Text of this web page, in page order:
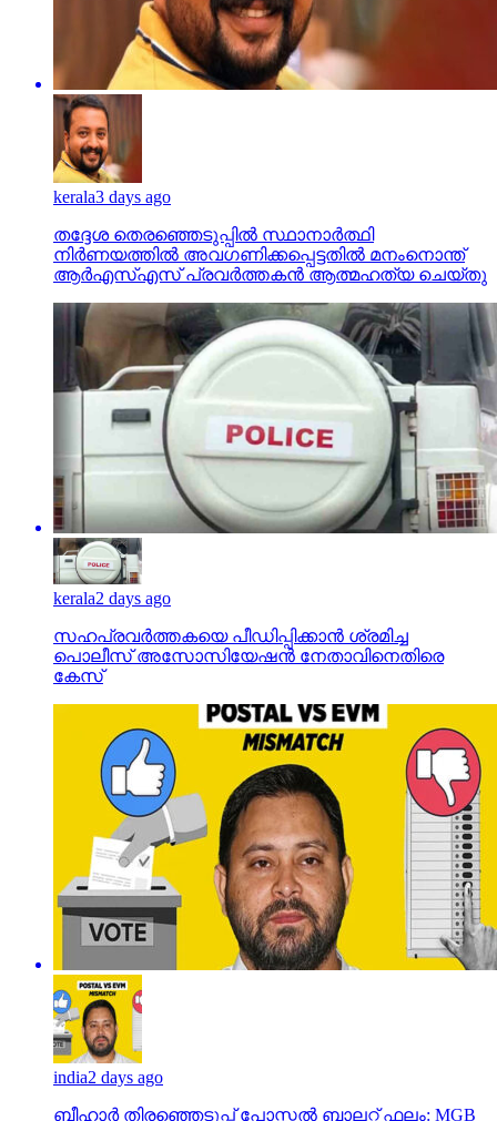
kerala3 days ago
തദ്ദേശ തെരഞ്ഞെടുപ്പില്‍ സ്ഥാനാര്‍ത്ഥി
നിര്‍ണയത്തില്‍ അവഗണിക്കപ്പെട്ടതില്‍ മനംനൊന്ത്
ആര്‍എസ്എസ് പ്രവര്‍ത്തകന്‍ ആത്മഹത്യ ചെയ്തു
kerala2 days ago
സഹപ്രവര്‍ത്തകയെ പീഡിപ്പിക്കാന്‍ ശ്രമിച്ച
പൊലീസ് അസോസിയേഷന്‍ നേതാവിനെതിരെ
കേസ്
india2 days ago
ബീഹാർ തിരഞ്ഞെടുപ്പ് പോസ്റ്റൽ ബാലറ്റ് ഫലം: MGB